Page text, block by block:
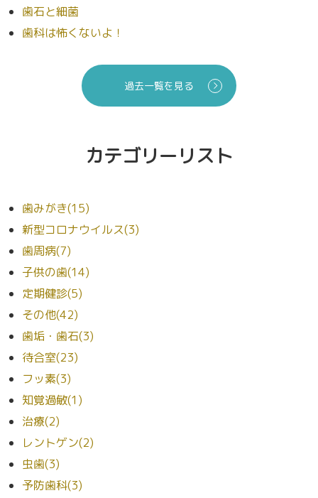
歯石と細菌
歯科は怖くないよ！
過去一覧を見る
カテゴリーリスト
歯みがき(15)
新型コロナウイルス(3)
歯周病(7)
子供の歯(14)
定期健診(5)
その他(42)
歯垢・歯石(3)
待合室(23)
フッ素(3)
知覚過敏(1)
治療(2)
レントゲン(2)
虫歯(3)
予防歯科(3)